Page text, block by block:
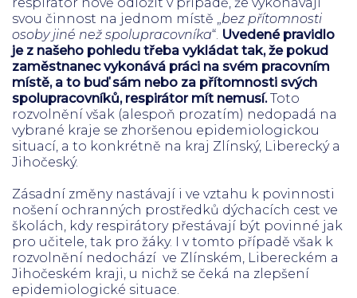
svou činnost na jednom místě „bez přítomnosti
osoby jiné než spolupracovníka“. Uvedené pravidlo
je z našeho pohledu třeba vykládat tak, že pokud
zaměstnanec vykonává práci na svém pracovním
místě, a to buď sám nebo za přítomnosti svých
spolupracovníků, respirátor mít nemusí.Toto
rozvolnění však (alespoň prozatím) nedopadá na
vybrané kraje se zhoršenou epidemiologickou
situací, a to konkrétně na kraj Zlínský, Liberecký a
Jihočeský.
Zásadní změny nastávají i ve vztahu k povinnosti
nošení ochranných prostředků dýchacích cest ve
školách, kdy respirátory přestávají být povinné jak
pro učitele, tak pro žáky. I v tomto případě však k
rozvolnění nedochází ve Zlínském, Libereckém a
Jihočeském kraji, u nichž se čeká na zlepšení
epidemiologické situace.